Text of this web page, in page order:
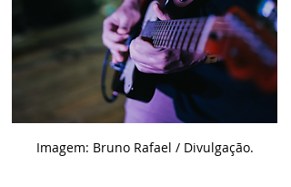
Imagem: Bruno Rafael / Divulgação.